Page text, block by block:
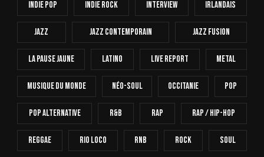
Indie Pop Indie Rock Interview Irlandais
Jazz Jazz Contemporain Jazz Fusion
La Pause Jaune Latino Live Report Metal
Musique Du Monde Néo-Soul Occitanie Pop
Pop Alternative R&B Rap Rap / Hip-Hop
Reggae Rio Loco RnB Rock Soul